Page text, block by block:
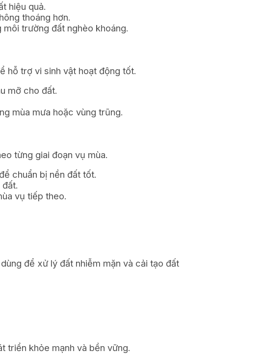
hiệu quả.
thoáng hơn.
trường đất nghèo khoáng.
hỗ trợ vi sinh vật hoạt động tốt.
mỡ cho đất.
mùa mưa hoặc vùng trũng.
từng giai đoạn vụ mùa.
chuẩn bị nền đất tốt.
vụ tiếp theo.
để xử lý đất nhiễm mặn và cải tạo đất
triển khỏe mạnh và bền vững.